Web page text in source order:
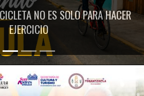
NO ES SOLO PARA HACER
EJERCICIO